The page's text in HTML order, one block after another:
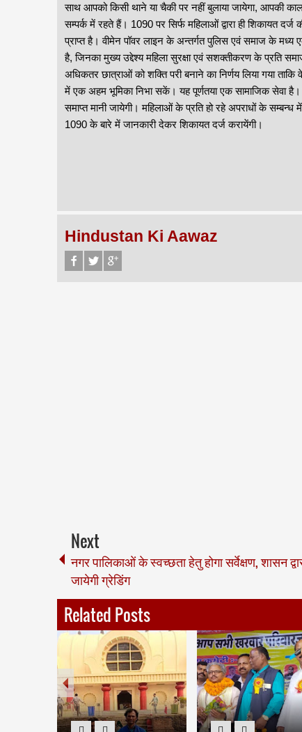
साथ आपको किसी थाने या चैकी पर नहीं बुलाया जायेगा, आपकी
सम्पर्क में रहते हैं। 1090 पर सिर्फ महिलाओं द्वारा ही शिकायत दर्ज
प्राप्त है। वीमेन पॉवर लाइन के अन्तर्गत पुलिस एवं समाज के
है, जिनका मुख्य उद्देश्य महिला सुरक्षा एवं सशक्तीकरण के प्रति
अधिकतर छात्राओं को शक्ति परी बनाने का निर्णय लिया गया
में एक अहम भूमिका निभा सकें। यह पूर्णतया एक सामाजिक सेवा है।
समाप्त मानी जायेगी। महिलाओं के प्रति हो रहे अपराधों के
1090 के बारे में जानकारी देकर शिकायत दर्ज करायेंगी।
Hindustan Ki Aawaz
Next
नगर पालिकाओं के स्वच्छता हेतु होगा सर्वेक्षण, शासन
जायेगी ग्रेडिंग
Related Posts